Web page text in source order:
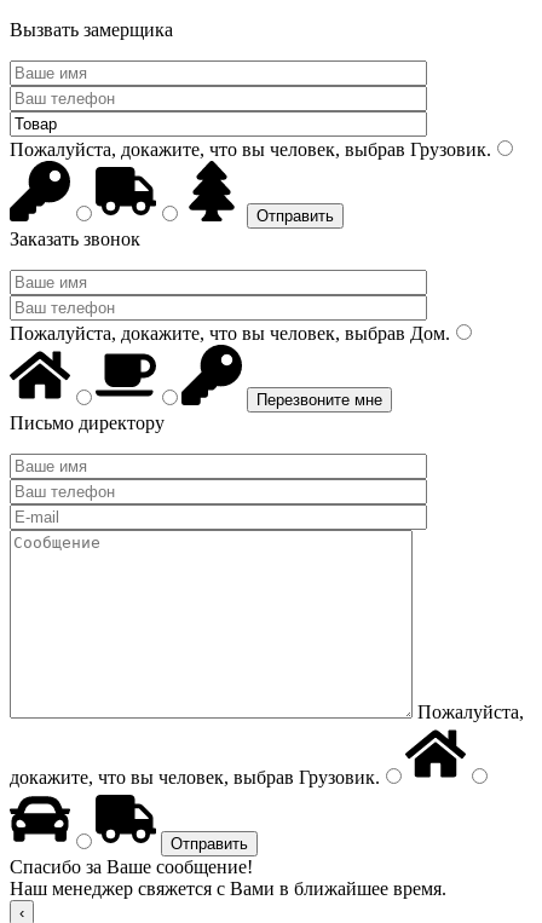
Вызвать замерщика
Пожалуйста, докажите, что вы человек, выбрав Грузовик.
Заказать звонок
Пожалуйста, докажите, что вы человек, выбрав Дом.
Письмо директору
Пожалуйста,
докажите, что вы человек, выбрав Грузовик.
Спасибо за Ваше сообщение!
Наш менеджер свяжется с Вами в ближайшее время.